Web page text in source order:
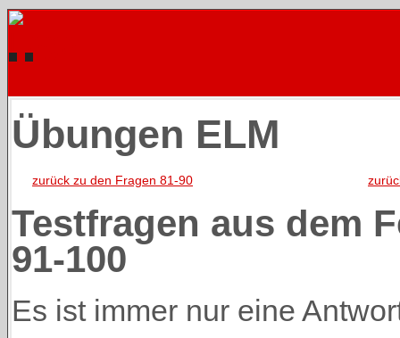
Übungen ELM
zurück zu den Fragen 81-90
Testfragen aus dem
91-100
Es ist immer nur eine